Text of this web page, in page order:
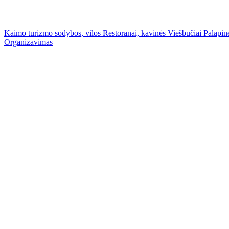
Kaimo turizmo sodybos, vilos Restoranai, kavinės Viešbučiai
Organizavimas